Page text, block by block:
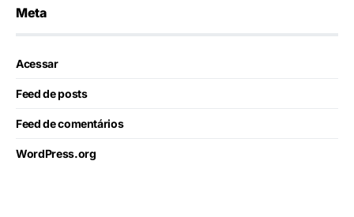
Meta
Acessar
Feed de posts
Feed de comentários
WordPress.org